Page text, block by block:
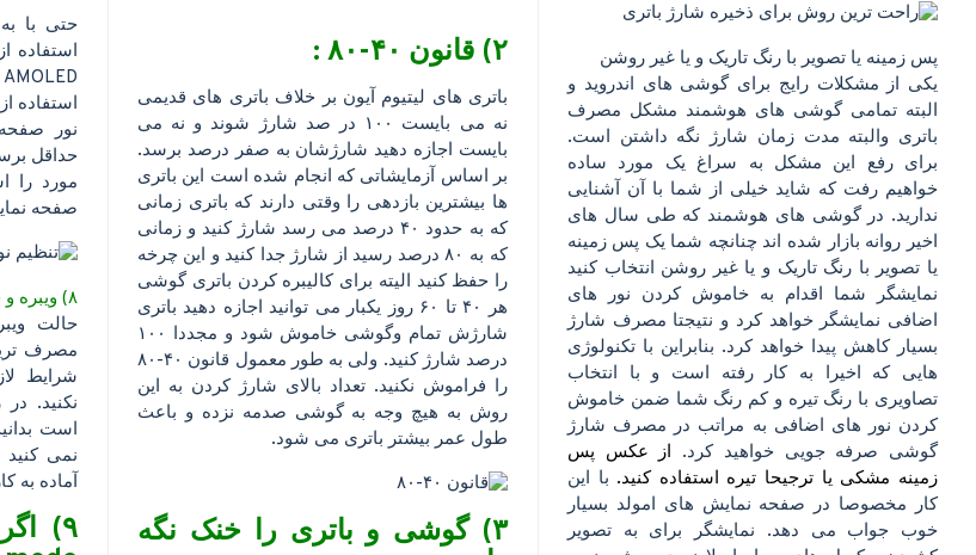
پس زمینه یا تصویر با رنگ تاریک و یا غیر روشن
یکی از مشکلات رایج برای گوشی های اندروید و
البته تمامی گوشی های هوشمند مشکل مصرف
باتری والبته مدت زمان شارژ نگه داشتن است.
برای رفع این مشکل به سراغ یک مورد ساده
خواهیم رفت که شاید خیلی از شما با آن آشنایی
ندارید. در گوشی های هوشمند که طی سال های
اخیر روانه بازار شده اند چنانچه شما یک پس زمینه
یا تصویر با رنگ تاریک و یا غیر روشن انتخاب کنید
نمایشگر شما اقدام به خاموش کردن نور های
اضافی نمایشگر خواهد کرد و نتیجتا مصرف شارژ
بسیار کاهش پیدا خواهد کرد. بنابراین با تکنولوژی
هایی که اخیرا به کار رفته است و با انتخاب
تصاویری با رنگ تیره و کم رنگ شما ضمن خاموش
کردن نور های اضافی به مراتب در مصرف شارژ
گوشی صرفه جویی خواهید کر د. از عکس پس
زمینه مشکی یا ترجیحا تیره استفاده کنید. با این
کار مخصوصا در صفحه نمایش های امولد بسیار
خوب جواب می دهد. نمایشگر برای به تصویر
۲) قانون ۴۰-۸۰ :
باتری های لیتیوم آیون بر خلاف باتری های قدیمی
نه می بایست ۱۰۰ در صد شارژ شوند و نه می
بایست اجازه دهید شارژشان به صفر درصد برسد.
بر اساس آزمایشاتی که انجام شده است این باتری
ها بیشترین بازدهی را وقتی دارند که باتری زمانی
که به حدود ۴۰ درصد می رسد شارژ کنید و زمانی
که به ۸۰ درصد رسید از شارژ جدا کنید و این چرخه
را حفظ کنید الیته برای کالیبره کردن باتری گوشی
هر ۴۰ تا ۶۰ روز یکبار می توانید اجازه دهید باتری
شارژش تمام وگوشی خاموش شود و مجددا ۱۰۰
درصد شارژ کنید. ولی به طور معمول قانون ۴۰-۸۰
را فراموش نکنید. تعداد بالای شارژ کردن به این
روش به هیچ وجه به گوشی صدمه نزده و باعث
طول عمر بیشتر باتری می شود.
۳) گوشی و باتری را خنک نگه
حتی با
استفاده
استفاده
نور
حداقل
صفحه
۸) ویبره و فلاش دوربین را خاموش کنید:
حالت
مصرف
شرایط
نکنید.
است
آماده به
۹)